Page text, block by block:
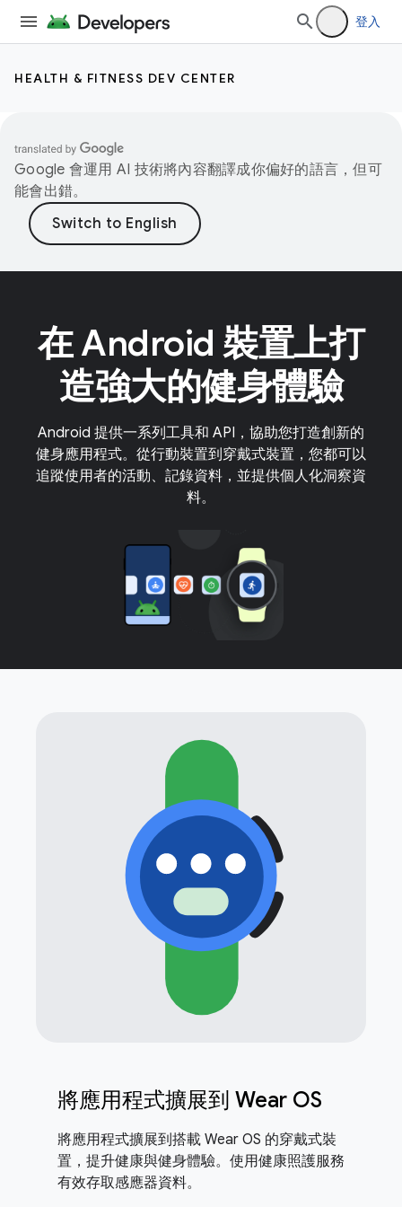
登入
HEALTH & FITNESS DEV CENTER
Google 會運用 AI 技術將內容翻譯成你偏好的語言，但可
能會出錯。
在 Android 裝置上打
造強大的健身體驗
Android 提供一系列工具和 API，協助您打造創新的
健身應用程式。從行動裝置到穿戴式裝置，您都可以
追蹤使用者的活動、記錄資料，並提供個人化洞察資
料。
將應用程式擴展到 Wear OS
將應用程式擴展到搭載 Wear OS 的穿戴式裝
置，提升健康與健身體驗。使用健康照護服務
有效存取感應器資料。